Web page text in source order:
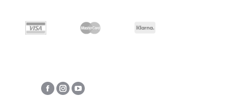
Facebook
InstagramYouTube